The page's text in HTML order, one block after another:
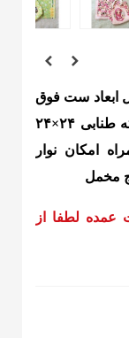
ابعاد ست فوق
۲۴×۲۴
امکان نوار
مخمل
لطفا از